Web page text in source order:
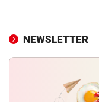
NEWSLETTER